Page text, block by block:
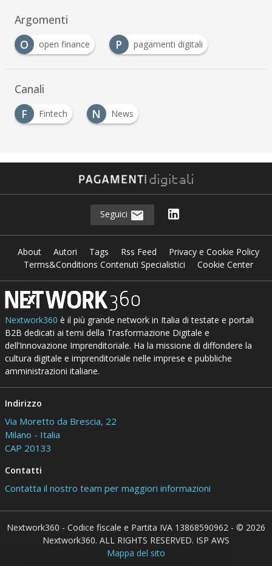
Argomenti
O
open finance P pagamenti digitali
Canali
F
Fintech N News
Seguici
About Autori Tags Rss Feed
Privacy e Cookie Policy
Terms&Conditions Contenuti Specialistici
Cookie Center
Nextwork360 è il più grande network in Italia di testate e portali
B2B dedicati ai temi della Trasformazione Digitale e
dell’Innovazione Imprenditoriale. Ha la missione di diffondere la
cultura digitale e imprenditoriale nelle imprese e pubbliche
amministrazioni italiane.
Indirizzo
Via Moretto da Brescia, 22
Milano - Italia
CAP 20133
Contatti
Contatta il nostro team per maggiori informazioni
Nextwork360 - Codice fiscale e Partita IVA 13868590962 - © 2026
Nextwork360. ALL RIGHTS RESERVED. ISP AWS
Mappa del sito